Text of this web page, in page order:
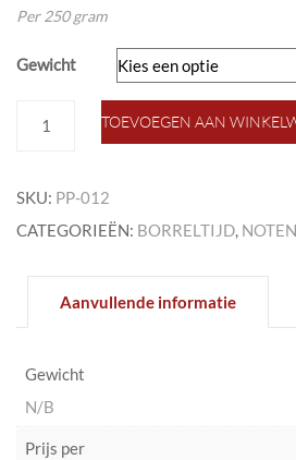
Per 250 gram
Gewicht
melange
en
pinda's
smoke
amandelen
gezouten)
TOEVOEGEN AAN
SKU: PP-012
CATEGORIEËN: BORRELTIJD,
Aanvullende informatie
Gewicht
N/B
Prijs per